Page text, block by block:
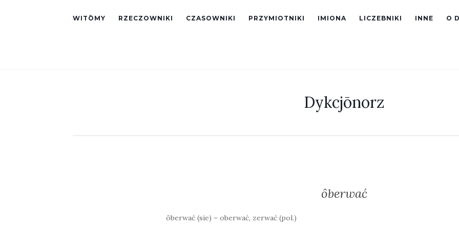
WITŌMY RZECZOWNIKI CZASOWNIKI PRZYMIOTNIKI IMIONA LICZEBNIKI INNE O
Dykcjōnorz
ôberwać
ôberwać (sie) – oberwać, zerwać (pol.)